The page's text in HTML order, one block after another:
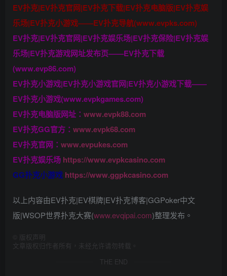
EV扑克|EV扑克官网|EV扑克下载|EV扑克电脑版|EV扑克娱
乐场|EV扑克小游戏——EV扑克导航(www.evpks.com)
EV扑克|EV扑克官网|EV扑克娱乐场|EV扑克保险|EV扑克娱
乐场|EV扑克游戏网址发布页——EV扑克下载
(www.evp86.com)
EV扑克小游戏|EV扑克小游戏官网|EV扑克小游戏下载——
EV扑克小游戏(www.evpkgames.com)
EV扑克电脑版网址： www.evpk88.com
EV扑克GG官方： www.evpk68.com
EV扑克官网： www.evpukes.com
EV扑克娱乐场 https://www.evpkcasino.com
GG扑克小游戏 https://www.ggpkcasino.com
以上内容由EV扑克|EV棋牌|EV扑克博客|GGPoker中文
版|WSOP世界扑克大赛(www.evqipai.com)整理发布。
版权声明
文章版权归作者所有，未经允许请勿转载。
THE END